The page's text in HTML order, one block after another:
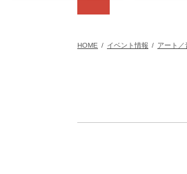
HOME イベント情報 アート／